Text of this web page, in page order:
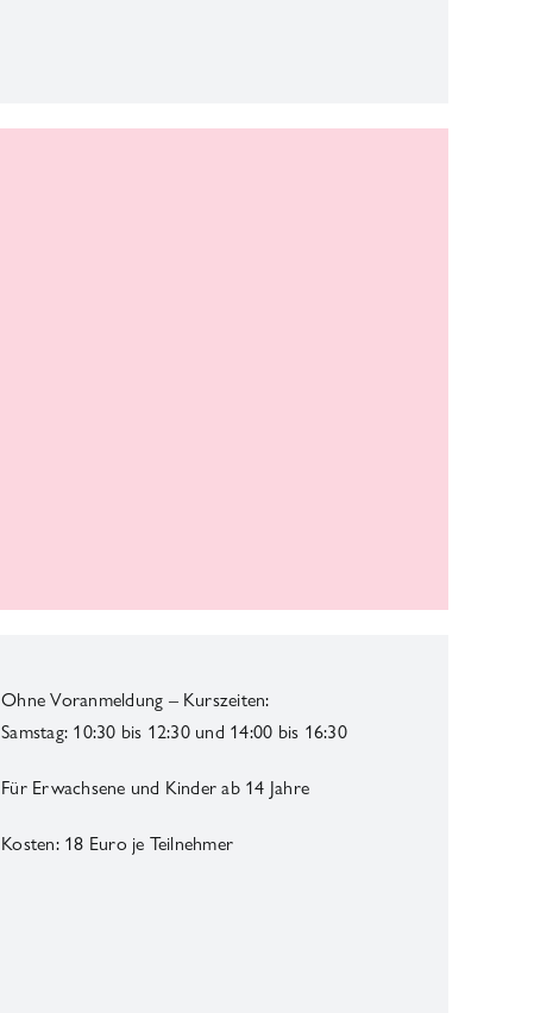
Ohne Voranmeldung – Kurszeiten:
Samstag: 10:30 bis 12:30 und 14:00 bis 16:30
Für Erwachsene und Kinder ab 14 Jahre
Kosten: 18 Euro je Teilnehmer